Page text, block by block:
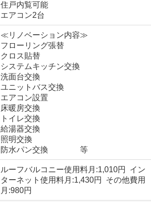
住戸内覧可能
エアコン2台
≪リノベーション内容≫
フローリング張替
クロス貼替
システムキッチン交換
洗面台交換
ユニットバス交換
エアコン設置
床暖房交換
トイレ交換
給湯器交換
照明交換
防水パン交換 等
ルーフバルコニー使用料月:1,010円 イン
ターネット使用料月:1,430円 その他費用
月:980円